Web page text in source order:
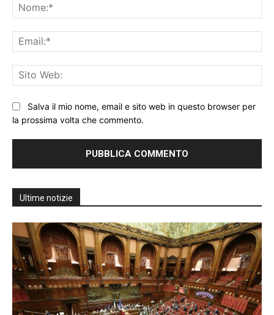
Salva il mio nome, email e sito web in questo browser per
la prossima volta che commento.
Ultime notizie